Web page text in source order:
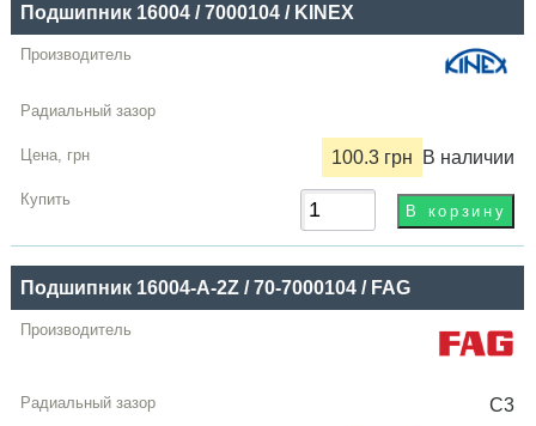
Название
Производитель
Радиальный
зазор
Цена,
грн
Подшипник 16004 / 7000104 / KINEX
100.3 грн В наличии
Подшипник 16004-A-2Z / 70-7000104 / FAG
C3